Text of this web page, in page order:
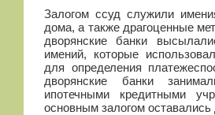
Залогом ссуд служили
дома, а также драгоценные
дворянские банки
имений, которые
для определения
дворянские банки
ипотечными кредитными
основным залогом